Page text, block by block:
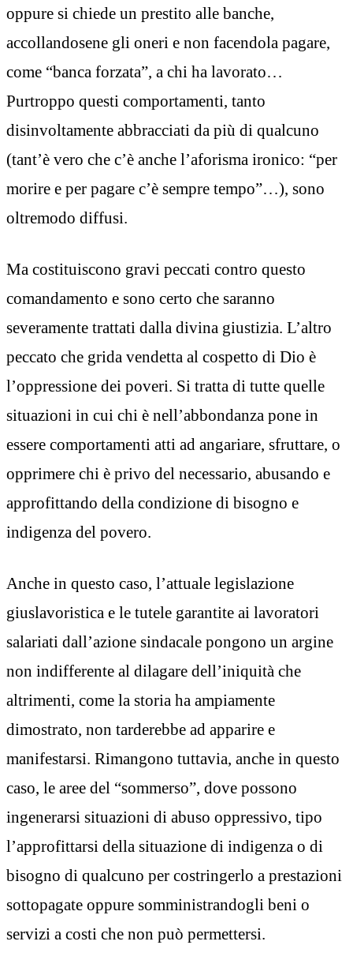
oppure si chiede un prestito alle banche,
accollandosene gli oneri e non facendola pagare,
come “banca forzata”, a chi ha lavorato…
Purtroppo questi comportamenti, tanto
disinvoltamente abbracciati da più di qualcuno
(tant’è vero che c’è anche l’aforisma ironico: “per
morire e per pagare c’è sempre tempo”…), sono
oltremodo diffusi.
Ma costituiscono gravi peccati contro questo
comandamento e sono certo che saranno
severamente trattati dalla divina giustizia. L’altro
peccato che grida vendetta al cospetto di Dio è
l’oppressione dei poveri. Si tratta di tutte quelle
situazioni in cui chi è nell’abbondanza pone in
essere comportamenti atti ad angariare, sfruttare, o
opprimere chi è privo del necessario, abusando e
approfittando della condizione di bisogno e
indigenza del povero.
Anche in questo caso, l’attuale legislazione
giuslavoristica e le tutele garantite ai lavoratori
salariati dall’azione sindacale pongono un argine
non indifferente al dilagare dell’iniquità che
altrimenti, come la storia ha ampiamente
dimostrato, non tarderebbe ad apparire e
manifestarsi. Rimangono tuttavia, anche in questo
caso, le aree del “sommerso”, dove possono
ingenerarsi situazioni di abuso oppressivo, tipo
l’approfittarsi della situazione di indigenza o di
bisogno di qualcuno per costringerlo a prestazioni
sottopagate oppure somministrandogli beni o
servizi a costi che non può permettersi.